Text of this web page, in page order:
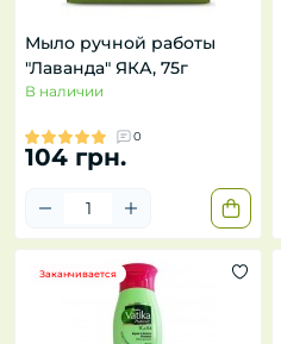
Мыло ручной работы
"Лаванда" ЯКА, 75г
В наличии
0
104 грн.
Заканчивается